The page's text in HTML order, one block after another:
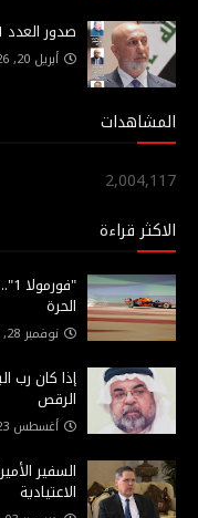
صدور العدد 181 لصحيفة الحدث الاسبوعي من لندن
أبريل 20, 2026
المشاهدات
2,004,117
الاكثر قراءة
الحرة
نوفمبر 28, 2020
إذا كان رب
الرقص
أغسطس 23, 2021
السفير
الاعتيادية